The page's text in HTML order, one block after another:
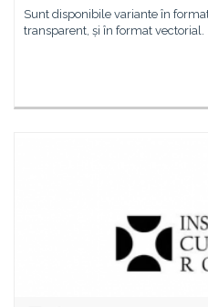
Sunt disponibile variante în
transparent, și în format vectorial.